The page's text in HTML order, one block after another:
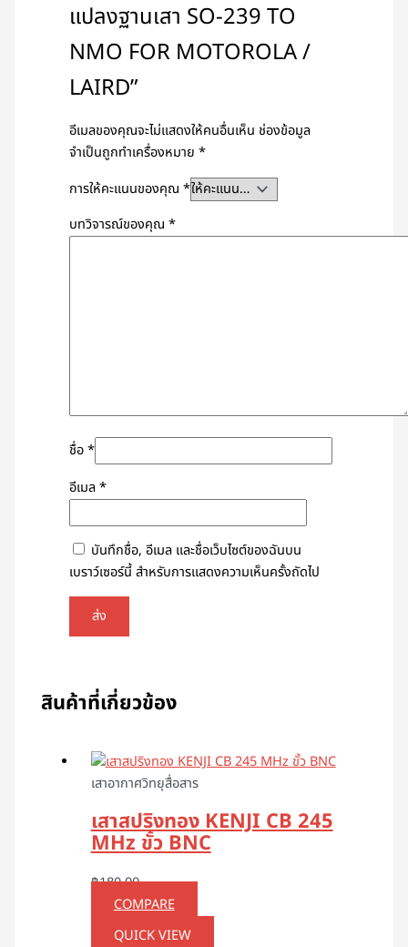
แปลงฐานเสา SO-239 TO
NMO FOR MOTOROLA /
LAIRD”
อีเมลของคุณจะไม่แสดงให้คนอื่นเห็น ช่องข้อมูล
จำเป็นถูกทำเครื่องหมาย*
การให้คะแนนของคุณ*
บทวิจารณ์ของคุณ*
ชื่อ*
อีเมล*
บันทึกชื่อ, อีเมล และชื่อเว็บไซต์ของฉันบน
เบราว์เซอร์นี้ สำหรับการแสดงความเห็นครั้งถัดไป
สินค้าที่เกี่ยวข้อง
เสาอากาศวิทยุสื่อสาร
เสาสปริงทอง KENJI CB 245
MHz ขั้ว BNC
฿180.00
COMPARE
QUICK VIEW